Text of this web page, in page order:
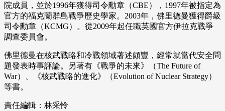
院成員，並於1996年獲得司令勳章（CBE），1997年被指定為
官方的福克蘭群島戰爭歷史學家。2003年，佛里德曼獲得爵級
司令勳章（KCMG）。從2009年起任職英國官方伊拉克戰爭
調查委員會。
佛里德曼在核武戰略和冷戰領域著述頗豐，經常就當代安全問
題發表時事評論。另著有《戰爭的未來》（The Future of
War）、《核武戰略的進化》（Evolution of Nuclear Strategy）
等書。
責任編輯：林采怜